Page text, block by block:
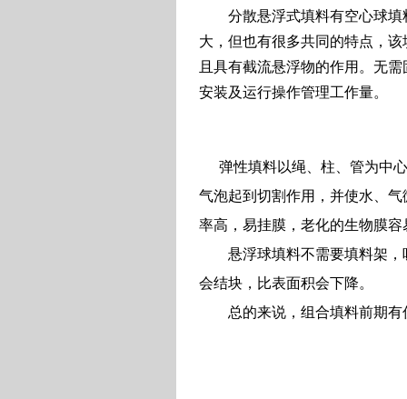
分散悬浮式填料有空心球填
大，但也有很多共同的特点，
且具有截流悬浮物的作用。无
安装及运行操作管理工作量。
弹性填料以绳、柱、管为中心
气泡起到切割作用，并使水、
率高，易挂膜，老化的生物膜
悬浮球填料不需要填料架，
会结块，比表面积会下降。
总的来说，组合填料前期有